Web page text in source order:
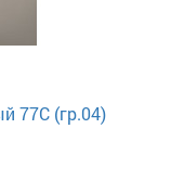
77C (гр.04)